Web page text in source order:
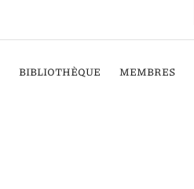
BIBLIOTHÈQUE MEMBRES